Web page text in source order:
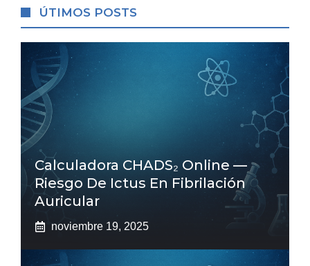
ÚTIMOS POSTS
Calculadora CHADS₂ Online —
Riesgo De Ictus En Fibrilación
Auricular
noviembre 19, 2025